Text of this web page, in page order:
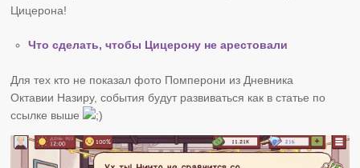
Цицерона!
Что сделать, чтобы Цицерону не арестовали
Для тех кто не показал фото Помперони из Дневника
Октавии Назиру, события будут развиваться как в статье по
ссылке выше